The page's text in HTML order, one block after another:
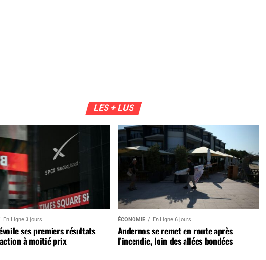
LES + LUS
En Ligne 3 jours
ses premiers résultats
à moitié prix
ÉCONOMIE En Ligne 6 jours
Andernos se remet en route après
l’incendie, loin des allées bondées